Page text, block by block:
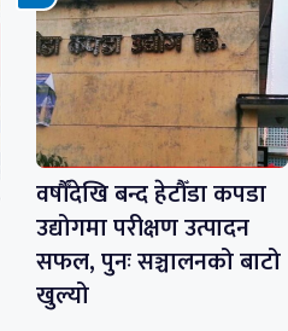
वर्षौँदेखि बन्द हेटौँडा कपडा
उद्योगमा परीक्षण उत्पादन
सफल, पुनः सञ्चालनको बाटो
खुल्यो